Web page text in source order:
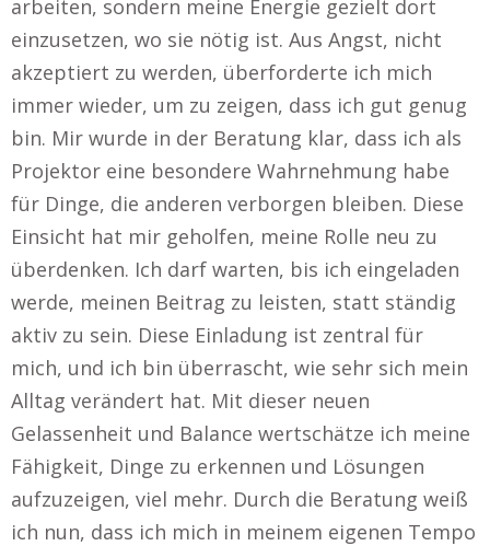
arbeiten, sondern meine Energie gezielt dort
einzusetzen, wo sie nötig ist. Aus Angst, nicht
akzeptiert zu werden, überforderte ich mich
immer wieder, um zu zeigen, dass ich gut genug
bin. Mir wurde in der Beratung klar, dass ich als
Projektor eine besondere Wahrnehmung habe
für Dinge, die anderen verborgen bleiben. Diese
Einsicht hat mir geholfen, meine Rolle neu zu
überdenken. Ich darf warten, bis ich eingeladen
werde, meinen Beitrag zu leisten, statt ständig
aktiv zu sein. Diese Einladung ist zentral für
mich, und ich bin überrascht, wie sehr sich mein
Alltag verändert hat. Mit dieser neuen
Gelassenheit und Balance wertschätze ich meine
Fähigkeit, Dinge zu erkennen und Lösungen
aufzuzeigen, viel mehr. Durch die Beratung weiß
ich nun, dass ich mich in meinem eigenen Tempo